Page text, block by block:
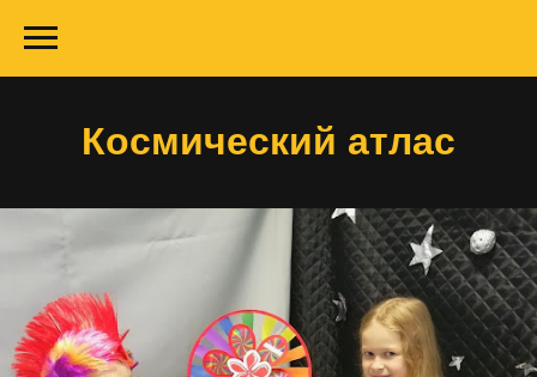
Космический атлас